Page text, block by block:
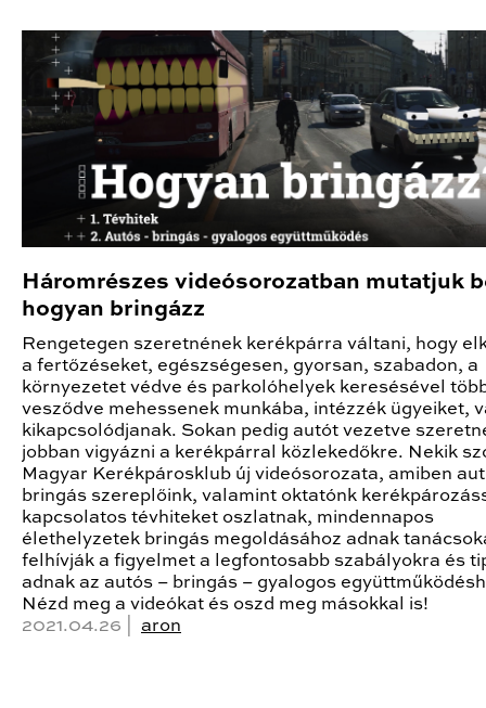
Háromrészes videósorozatban mutatjuk
hogyan bringázz
Rengetegen szeretnének kerékpárra váltani, hogy
a fertőzéseket, egészségesen, gyorsan, szabadon, a
környezetet védve és parkolóhelyek keresésével
vesződve mehessenek munkába, intézzék ügyeiket,
kikapcsolódjanak. Sokan pedig autót vezetve
jobban vigyázni a kerékpárral közlekedőkre. Nekik
Magyar Kerékpárosklub új videósorozata, amiben
bringás szereplőink, valamint oktatónk
kapcsolatos tévhiteket oszlatnak, mindennapos
élethelyzetek bringás megoldásához adnak
felhívják a figyelmet a legfontosabb szabályokra és
adnak az autós – bringás – gyalogos
Nézd meg a videókat és oszd meg másokkal is!
2021.04.26 | aron